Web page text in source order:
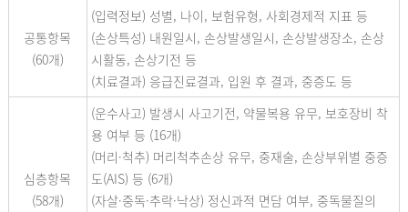
공통항목
(60개)
(입력정보) 성별, 나이, 보험유형, 사회경제적 지표 등
(손상특성) 내원일시, 손상발생일시, 손상발생장소, 손상
시활동, 손상기전 등
(치료결과) 응급진료결과, 입원 후 결과, 중증도 등
심층항목
(58개)
(운수사고) 발생시 사고기전, 약물복용 유무, 보호장비 착
용 여부 등 (16개)
(머리·척추) 머리척추손상 유무, 중재술, 손상부위별 중증
도(AIS) 등 (6개)
(자살·중독·추락·낙상) 정신과적 면담 여부, 중독물질의